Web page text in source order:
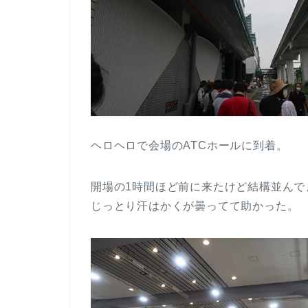
ヘロヘロで会場のATCホールに到着。
開場の1時間ほど前に来たけど結構並ん
じっとり汗はかくが曇ってて助かった。